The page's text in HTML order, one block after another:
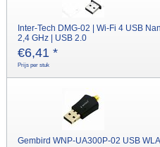
Inter-Tech DMG-02 | Wi-Fi 4 USB
2,4 GHz | USB 2.0
€6,41 *
Prijs per stuk
Gembird WNP-UA300P-02 USB